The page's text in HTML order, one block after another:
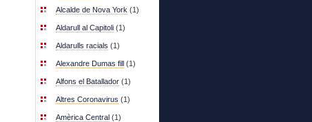
Alcalde de Nova York (1)
Aldarull al Capitoli (1)
Aldarulls racials (1)
Alexandre Dumas fill (1)
Alfons el Batallador (1)
Altres Coronavirus (1)
Amèrica Central (1)